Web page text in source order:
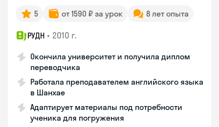
5 от 1590 ₽ за урок 8 лет опыта
РУДН • 2010 г.
Окончила университет и получила диплом
переводчика
Работала преподавателем английского языка
в Шанхае
Адаптирует материалы под потребности
ученика для погружения